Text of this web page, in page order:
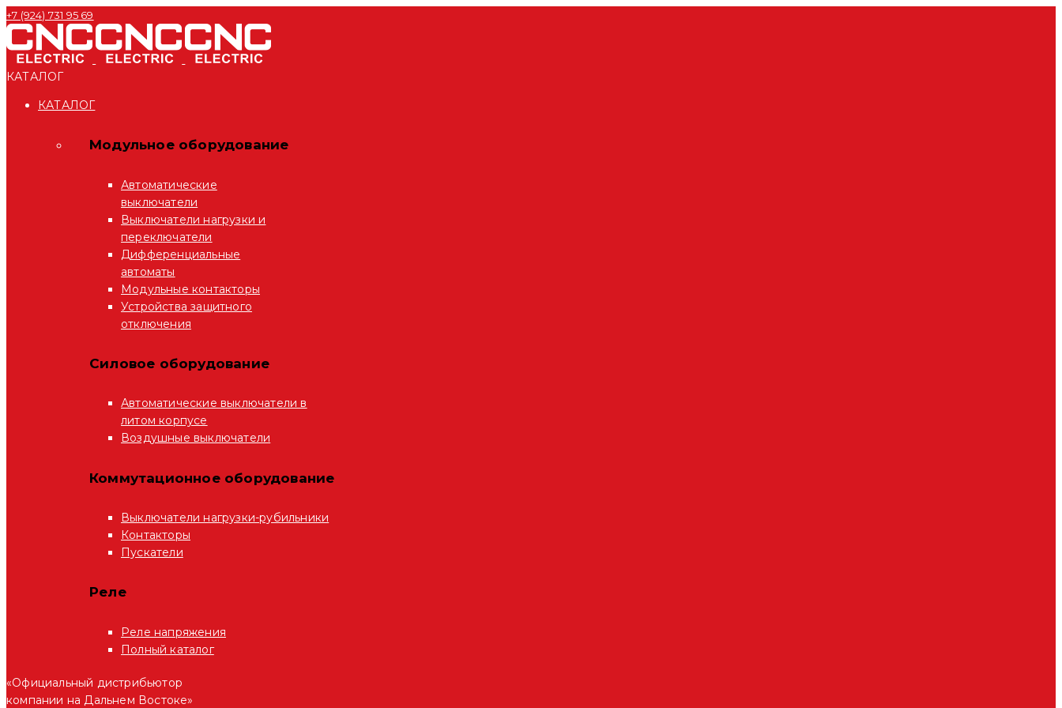
+7 (924) 731 95 69
КАТАЛОГ
КАТАЛОГ
Модульное оборудование
Автоматические
выключатели
Выключатели нагрузки и
переключатели
Дифференциальные
автоматы
Модульные контакторы
Устройства защитного
отключения
Силовое оборудование
Автоматические выключатели в
литом корпусе
Воздушные выключатели
Коммутационное оборудование
Выключатели нагрузки-рубильники
Контакторы
Пускатели
Реле
Реле напряжения
Полный каталог
«Официальный дистрибьютор
компании на Дальнем Востоке»